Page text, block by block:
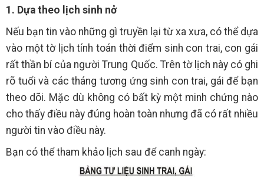
1. Dựa theo lịch sinh nở
Nếu bạn tin vào những gì truyền lại từ xa xưa, có thể dựa
vào một tờ lịch tính toán thời điểm sinh con trai, con gái
rất thần bí của người Trung Quốc. Trên tờ lịch này có ghi
rõ tuổi và các tháng tương ứng sinh con trai, gái để bạn
theo dõi. Mặc dù không có bất kỳ một minh chứng nào
cho thấy điều này đúng hoàn toàn nhưng đã có rất nhiều
người tin vào điều này.
Bạn có thể tham khảo lịch sau để canh ngày: